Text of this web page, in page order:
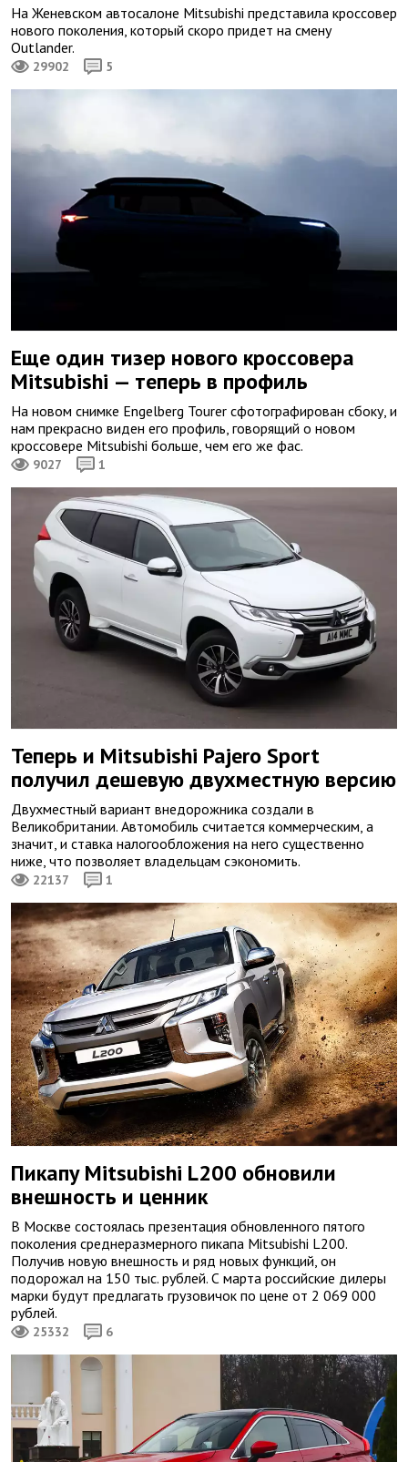
На Женевском автосалоне Mitsubishi представила кроссовер
нового поколения, который скоро придет на смену
Outlander.
29902 5
Еще один тизер нового кроссовера
Mitsubishi — теперь в профиль
На новом снимке Engelberg Tourer сфотографирован сбоку, и
нам прекрасно виден его профиль, говорящий о новом
кроссовере Mitsubishi больше, чем его же фас.
9027 1
Теперь и Mitsubishi Pajero Sport
получил дешевую двухместную версию
Двухместный вариант внедорожника создали в
Великобритании. Автомобиль считается коммерческим, а
значит, и ставка налогообложения на него существенно
ниже, что позволяет владельцам сэкономить.
22137 1
Пикапу Mitsubishi L200 обновили
внешность и ценник
В Москве состоялась презентация обновленного пятого
поколения среднеразмерного пикапа Mitsubishi L200.
Получив новую внешность и ряд новых функций, он
подорожал на 150 тыс. рублей. С марта российские дилеры
марки будут предлагать грузовичок по цене от 2 069 000
рублей.
25332 6